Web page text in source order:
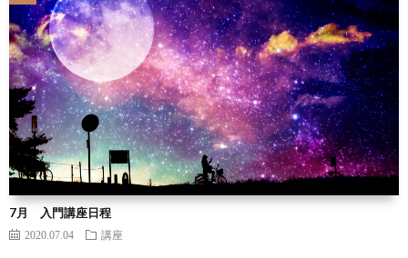
7月 入門講座日程
2020.07.04 講座